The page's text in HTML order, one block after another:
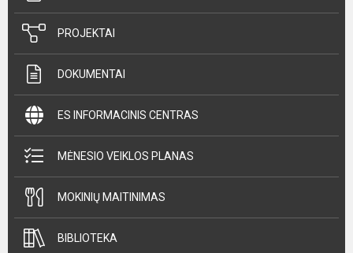
PROJEKTAI
DOKUMENTAI
ES INFORMACINIS CENTRAS
MĖNESIO VEIKLOS PLANAS
MOKINIŲ MAITINIMAS
BIBLIOTEKA